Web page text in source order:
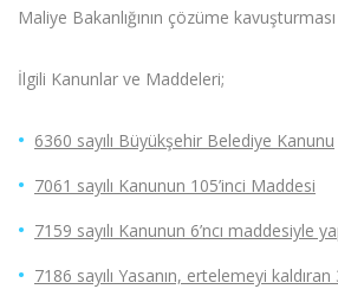
Maliye Bakanlığının çözüme
İlgili Kanunlar ve Maddeleri;
6360 sayılı Büyükşehir Belediye Kanunu
7061 sayılı Kanunun 105’inci Maddesi
7159 sayılı Kanunun 6’ncı maddesiyle
7186 sayılı Yasanın, ertelemeyi